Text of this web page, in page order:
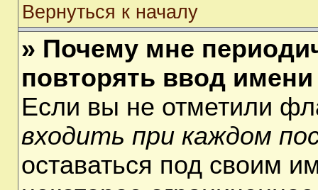
Вернуться к началу
» Почему мне
повторять ввод
Если вы не отметили
входить при каждом
оставаться под своим